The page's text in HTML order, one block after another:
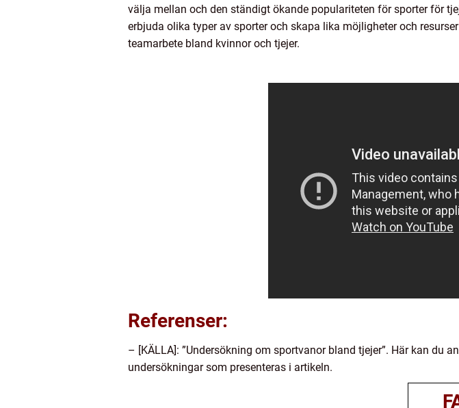
välja mellan och den ständigt ökande populariteten för sporter för
erbjuda olika typer av sporter och skapa lika möjligheter och
teamarbete bland kvinnor och tjejer.
Referenser:
– [KÄLLA]: ”Undersökning om sportvanor bland tjejer”. Här kan du
undersökningar som presenteras i artikeln.